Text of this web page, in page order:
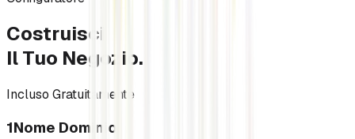
Costruisci
Il Tuo Negozio.
Incluso Gratuitamente
1Nome Dominio